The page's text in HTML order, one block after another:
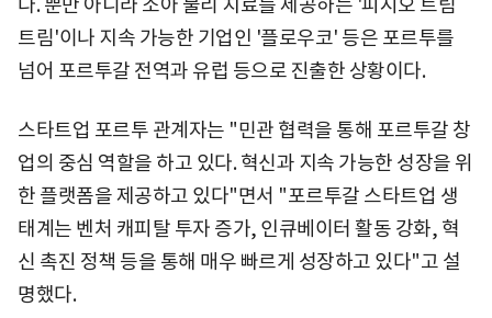
트림'이나 지속 가능한 기업인 '플로우코' 등은 포르투를
넘어 포르투갈 전역과 유럽 등으로 진출한 상황이다.
스타트업 포르투 관계자는 "민관 협력을 통해 포르투갈 창
업의 중심 역할을 하고 있다. 혁신과 지속 가능한 성장을 위
한 플랫폼을 제공하고 있다"면서 "포르투갈 스타트업 생
태계는 벤처 캐피탈 투자 증가, 인큐베이터 활동 강화, 혁
신 촉진 정책 등을 통해 매우 빠르게 성장하고 있다"고 설
명했다.